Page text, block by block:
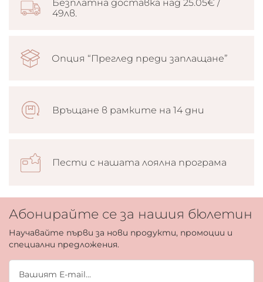
Безплатна доставка над 25.05€ /
49лв.
Опция “Преглед преди заплащане”
Връщане в рамките на 14 дни
Пести с нашата лоялна програма
Абонирайте се за нашия бюлетин
Научавайте първи за нови продукти, промоции и
специални предложения.